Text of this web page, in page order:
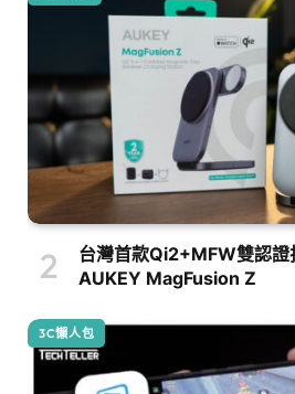
台灣首款Qi2+MFW雙認證
AUKEY MagFusion Z
3C懶人包